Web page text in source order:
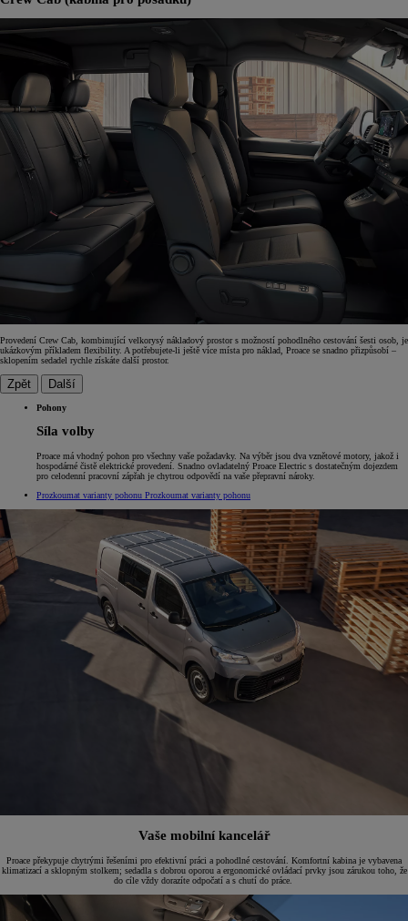
Provedení Crew Cab, kombinující velkorysý nákladový prostor s možností pohodlného cestování šesti osob, je
ukázkovým příkladem flexibility. A potřebujete-li ještě více místa pro náklad, Proace se snadno přizpůsobí –
sklopením sedadel rychle získáte další prostor.
Zpět Další
Pohony
Síla volby
Proace má vhodný pohon pro všechny vaše požadavky. Na výběr jsou dva vznětové motory, jakož i
hospodárné čistě elektrické provedení. Snadno ovladatelný Proace Electric s dostatečným dojezdem
pro celodenní pracovní zápřah je chytrou odpovědí na vaše přepravní nároky.
Prozkoumat varianty pohonu Prozkoumat varianty pohonu
Vaše mobilní kancelář
Proace překypuje chytrými řešeními pro efektivní práci a pohodlné cestování. Komfortní kabina je vybavena
klimatizací a sklopným stolkem; sedadla s dobrou oporou a ergonomické ovládací prvky jsou zárukou toho, že
do cíle vždy dorazíte odpočatí a s chutí do práce.